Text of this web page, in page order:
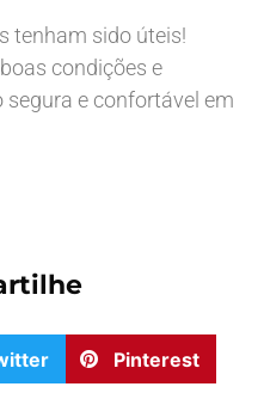
tenham sido úteis!
condições e
e confortável em
Pinterest